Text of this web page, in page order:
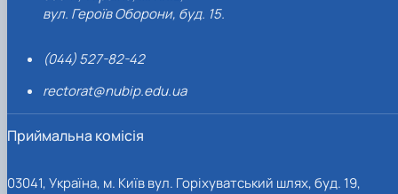
вул. Героїв Оборони, буд. 15.
(044) 527-82-42
rectorat@nubip.edu.ua
Приймальна комісія
03041, Україна, м. Київ вул. Горіхуватський шлях, буд. 19,